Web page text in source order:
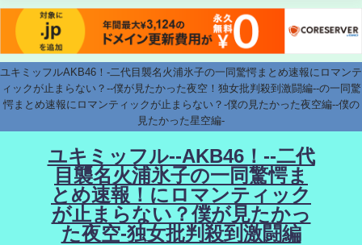
ユキミッフルAKB46！-二代目襲名火浦氷子の一同驚愕まとめ速報にロマンテ
ィックが止まらない？--僕が見たかった夜空！独女批判殺到激闘編--の一同驚
愕まとめ速報にロマンティックが止まらない？-僕の見たかった夜空編--僕の
見たかった星空編-
ユキミッフル--AKB46！--二代
目襲名火浦氷子の一同驚愕ま
とめ速報！にロマンティック
が止まらない？僕が見たかっ
た夜空-独女批判殺到激闘編